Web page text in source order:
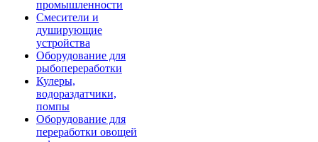
промышленности
Смесители и
душирующие
устройства
Оборудование для
рыбопереработки
Кулеры,
водораздатчики,
помпы
Оборудование для
переработки овощей